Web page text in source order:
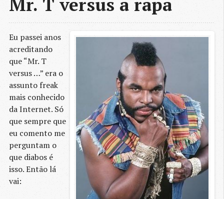
Eu passei anos
acreditando
que “Mr. T
versus …” era o
assunto freak
mais conhecido
da Internet. Só
que sempre que
eu comento me
perguntam o
que diabos é
isso. Então lá
vai: